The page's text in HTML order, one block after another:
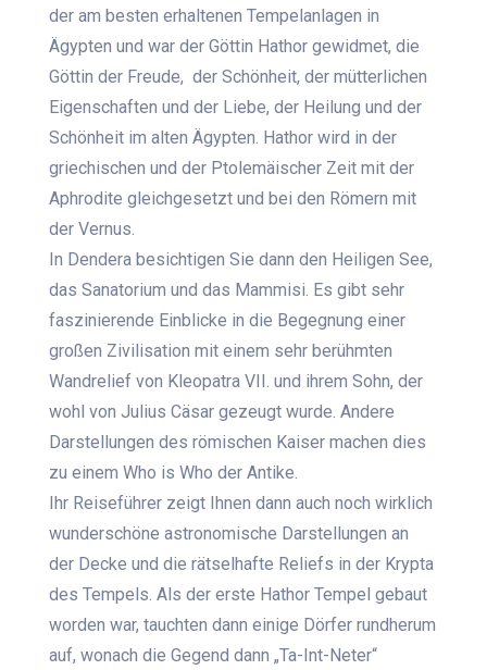
der am besten erhaltenen Tempelanlagen in
Ägypten und war der Göttin Hathor gewidmet, die
Göttin der Freude, der Schönheit, der mütterlichen
Eigenschaften und der Liebe, der Heilung und der
Schönheit im alten Ägypten. Hathor wird in der
griechischen und der Ptolemäischer Zeit mit der
Aphrodite gleichgesetzt und bei den Römern mit
der Vernus.
In Dendera besichtigen Sie dann den Heiligen See,
das Sanatorium und das Mammisi. Es gibt sehr
faszinierende Einblicke in die Begegnung einer
großen Zivilisation mit einem sehr berühmten
Wandrelief von Kleopatra VII. und ihrem Sohn, der
wohl von Julius Cäsar gezeugt wurde. Andere
Darstellungen des römischen Kaiser machen dies
zu einem Who is Who der Antike.
Ihr Reiseführer zeigt Ihnen dann auch noch wirklich
wunderschöne astronomische Darstellungen an
der Decke und die rätselhafte Reliefs in der Krypta
des Tempels. Als der erste Hathor Tempel gebaut
worden war, tauchten dann einige Dörfer rundherum
auf, wonach die Gegend dann „Ta-Int-Neter“